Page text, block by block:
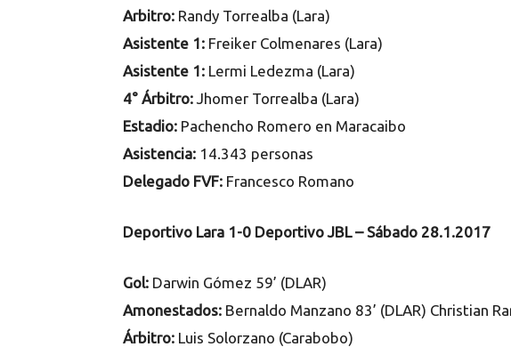
Arbitro: Randy Torrealba (Lara)
Asistente 1: Freiker Colmenares (Lara)
Asistente 1: Lermi Ledezma (Lara)
4° Árbitro: Jhomer Torrealba (Lara)
Estadio: Pachencho Romero en Maracaibo
Asistencia: 14.343 personas
Delegado FVF: Francesco Romano
Deportivo Lara 1-0 Deportivo JBL – Sábado 28.1.2017
Gol: Darwin Gómez 59’ (DLAR)
Amonestados: Bernaldo Manzano 83’ (DLAR) Christian
Árbitro: Luis Solorzano (Carabobo)